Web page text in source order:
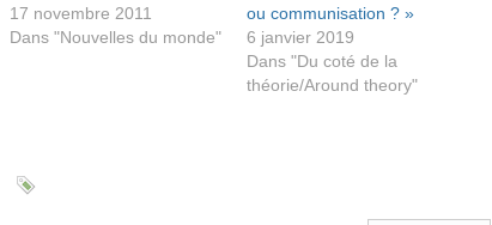
17 novembre 2011
Dans "Nouvelles du monde"
ou communisation ? »
6 janvier 2019
Dans "Du coté de la
théorie/Around theory"